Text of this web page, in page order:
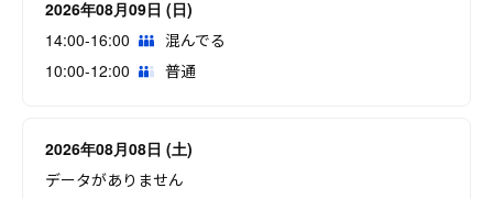
2026年08月09日 (日)
14:00-16:00
混んでる
10:00-12:00
普通
2026年08月08日 (土)
データがありません